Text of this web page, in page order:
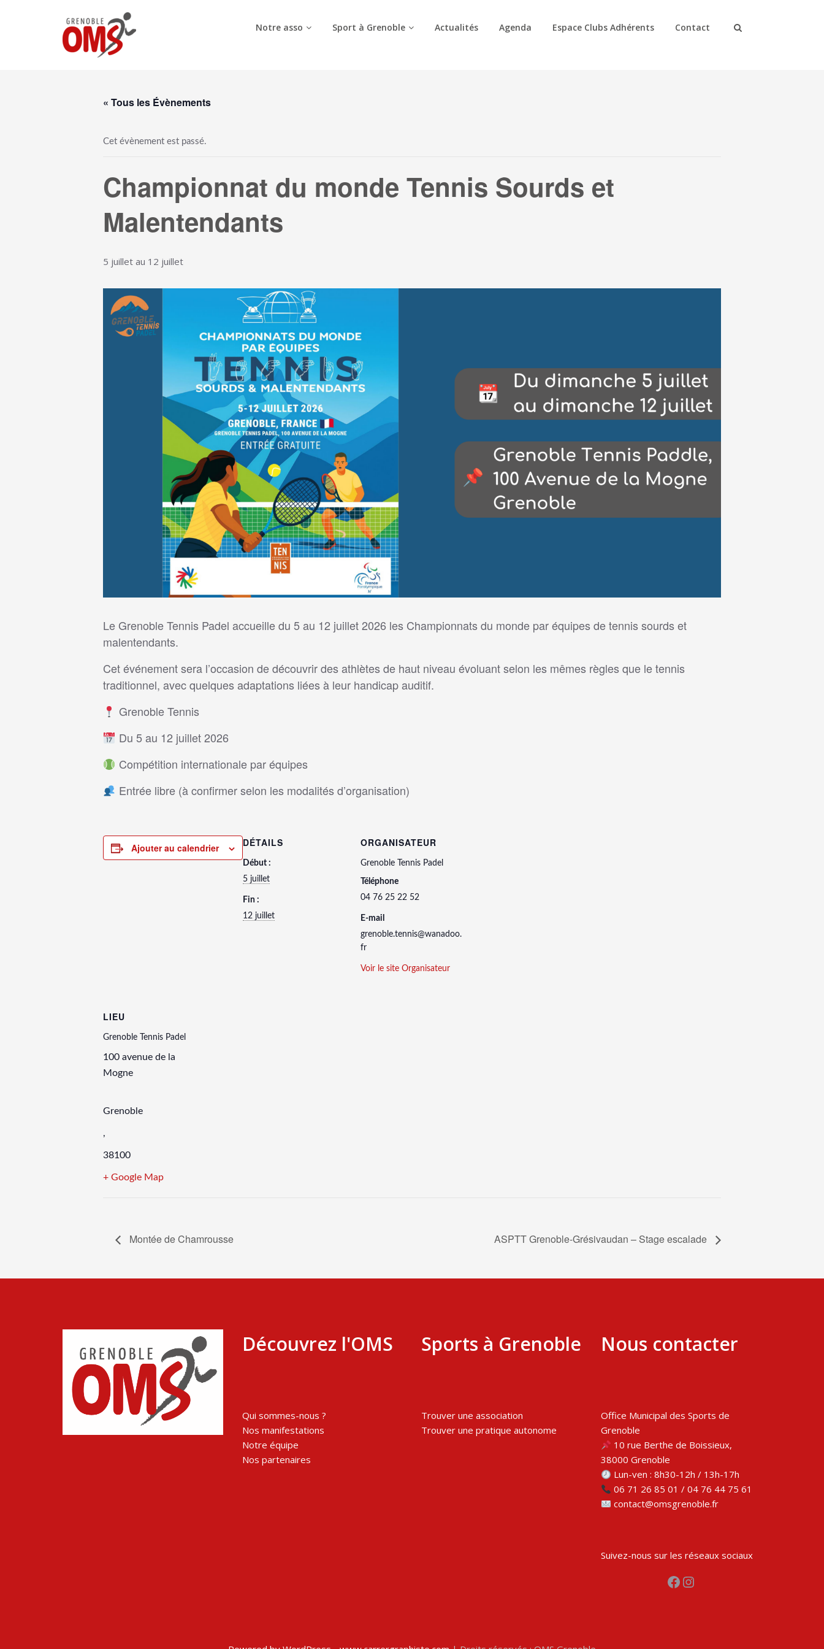
Notre asso Sport à Grenoble Actualités Agenda Espace Clubs Adhérents Contact
« Tous les Évènements
Cet évènement est passé.
Championnat du monde Tennis Sourds et
Malentendants
5 juillet au 12 juillet
Le Grenoble Tennis Padel accueille du 5 au 12 juillet 2026 les Championnats du monde par équipes de tennis sourds et
malentendants.
Cet événement sera l’occasion de découvrir des athlètes de haut niveau évoluant selon les mêmes règles que le tennis
traditionnel, avec quelques adaptations liées à leur handicap auditif.
Grenoble Tennis
Du 5 au 12 juillet 2026
Compétition internationale par équipes
Entrée libre (à confirmer selon les modalités d’organisation)
Ajouter au calendrier DÉTAILS
Début :
5 juillet
Fin :
12 juillet
ORGANISATEUR
Grenoble Tennis Padel
Téléphone
04 76 25 22 52
E-mail
grenoble.tennis@wanadoo.
fr
Voir le site Organisateur
LIEU
Grenoble Tennis Padel
100 avenue de la
Mogne
Grenoble
,
38100
+ Google Map
Montée de Chamrousse ASPTT Grenoble-Grésivaudan – Stage escalade
Découvrez l'OMS
Qui sommes-nous ?
Nos manifestations
Notre équipe
Nos partenaires
Sports à Grenoble
Trouver une association
Trouver une pratique autonome
Nous contacter
Office Municipal des Sports de
Grenoble
10 rue Berthe de Boissieux,
38000 Grenoble
Lun-ven : 8h30-12h / 13h-17h
06 71 26 85 01 / 04 76 44 75 61
contact@omsgrenoble.fr
Suivez-nous sur les réseaux sociaux
Facebook Instagram